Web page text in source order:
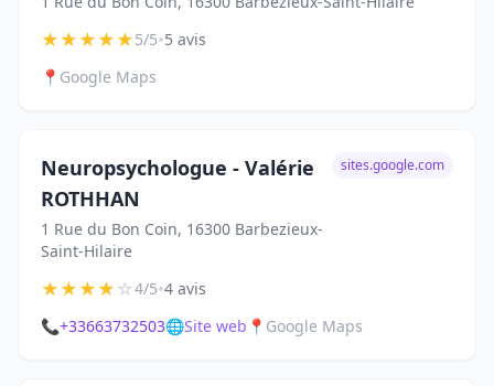
★★★★★5/5•5 avis
📍 Google Maps
Neuropsychologue - Valérie
ROTHHAN
1 Rue du Bon Coin, 16300 Barbezieux-
Saint-Hilaire
sites.google.com
★★★★☆4/5•4 avis
📞+33663732503🌐Site web 📍 Google Maps